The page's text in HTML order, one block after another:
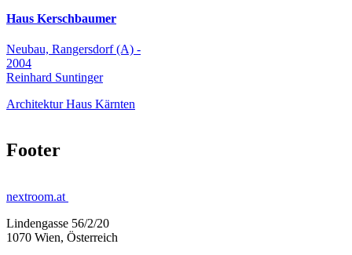
Haus Kerschbaumer
Neubau, Rangersdorf (A) -
2004
Reinhard Suntinger
Architektur Haus Kärnten
Footer
nextroom.at
Lindengasse 56/2/20
1070 Wien, Österreich